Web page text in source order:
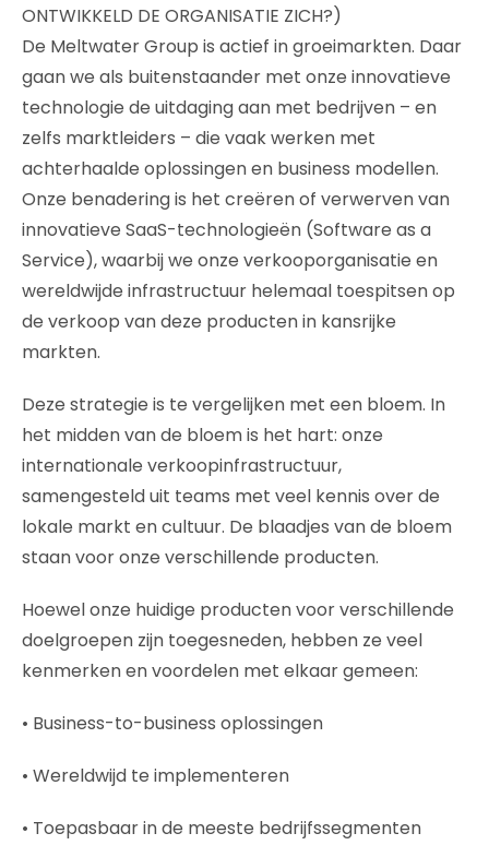
ONTWIKKELD DE ORGANISATIE ZICH?)
De Meltwater Group is actief in groeimarkten. Daar
gaan we als buitenstaander met onze innovatieve
technologie de uitdaging aan met bedrijven – en
zelfs marktleiders – die vaak werken met
achterhaalde oplossingen en business modellen.
Onze benadering is het creëren of verwerven van
innovatieve SaaS-technologieën (Software as a
Service), waarbij we onze verkooporganisatie en
wereldwijde infrastructuur helemaal toespitsen op
de verkoop van deze producten in kansrijke
markten.
Deze strategie is te vergelijken met een bloem. In
het midden van de bloem is het hart: onze
internationale verkoopinfrastructuur,
samengesteld uit teams met veel kennis over de
lokale markt en cultuur. De blaadjes van de bloem
staan voor onze verschillende producten.
Hoewel onze huidige producten voor verschillende
doelgroepen zijn toegesneden, hebben ze veel
kenmerken en voordelen met elkaar gemeen:
• Business-to-business oplossingen
• Wereldwijd te implementeren
• Toepasbaar in de meeste bedrijfssegmenten